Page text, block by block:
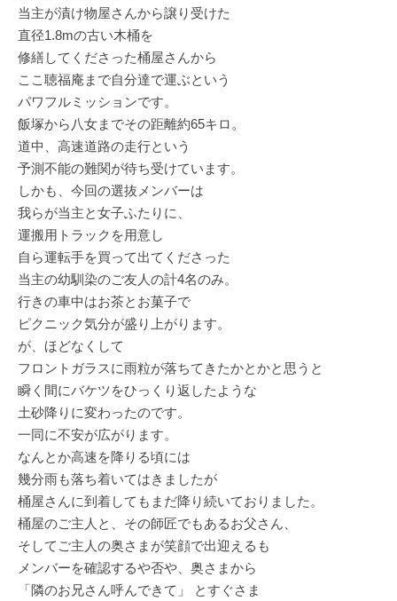
当主が漬け物屋さんから譲り受けた
直径1.8mの古い木桶を
修繕してくださった桶屋さんから
ここ聴福庵まで自分達で運ぶという
パワフルミッションです。
飯塚から八女までその距離約65キロ。
道中、高速道路の走行という
予測不能の難関が待ち受けています。
しかも、今回の選抜メンバーは
我らが当主と女子ふたりに、
運搬用トラックを用意し
自ら運転手を買って出てくださった
当主の幼馴染のご友人の計4名のみ。
行きの車中はお茶とお菓子で
ピクニック気分が盛り上がります。
が、ほどなくして
フロントガラスに雨粒が落ちてきたかとかと思うと
瞬く間にバケツをひっくり返したような
土砂降りに変わったのです。
一同に不安が広がります。
なんとか高速を降りる頃には
幾分雨も落ち着いてはきましたが
桶屋さんに到着してもまだ降り続いておりました。
桶屋のご主人と、その師匠でもあるお父さん、
そしてご主人の奥さまが笑顔で出迎えるも
メンバーを確認するや否や、奥さまから
「隣のお兄さん呼んできて」 とすぐさま